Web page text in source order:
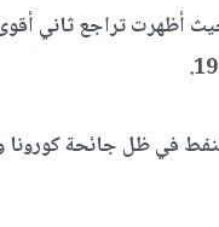
أظهرت تراجع ثاني
.
في ظل جائحة كورونا